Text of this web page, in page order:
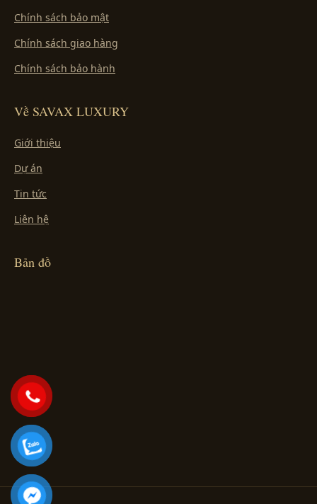
Chính sách bảo mật
Chính sách giao hàng
Chính sách bảo hành
Về SAVAX LUXURY
Giới thiệu
Dự án
Tin tức
Liên hệ
Bản đồ